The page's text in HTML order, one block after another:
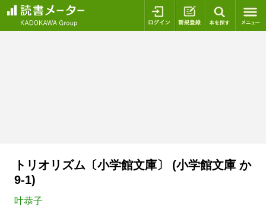
ログイン 新規登録
トリオリズム〔小学館文庫〕 (小学館文庫 か
9-1)
叶恭子